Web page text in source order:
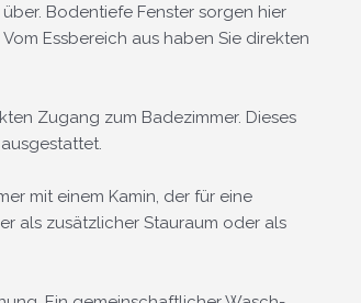
Bodentiefe Fenster sorgen hier
Essbereich aus haben Sie direkten
Zugang zum Badezimmer. Dieses
mit einem Kamin, der für eine
als zusätzlicher Stauraum oder als